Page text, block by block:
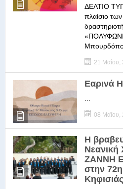
ΔΕΛΤΙΟ
πλαίσιο των
21 Μαΐου,
Εαρινά
08 Μαΐου,
Η
ΖΑΝΝΗ
στην
Κηφισιάς